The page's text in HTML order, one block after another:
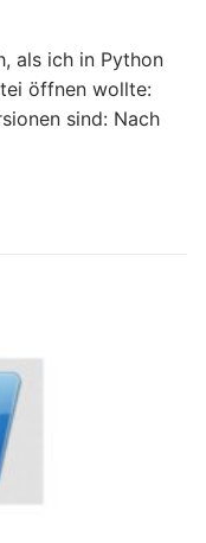
als ich in Python
öffnen wollte:
sind: Nach